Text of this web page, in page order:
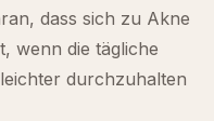
dass sich zu Akne
wenn die tägliche
durchzuhalten